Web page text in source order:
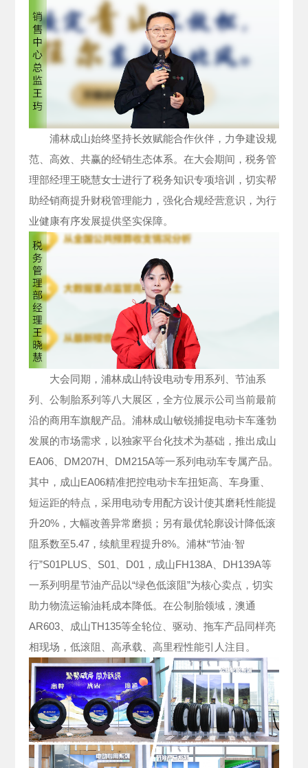
浦林成山始终坚持长效赋能合作伙伴，力争建设规
范、高效、共赢的经销生态体系。在大会期间，税务管
理部经理王晓慧女士进行了税务知识专项培训，切实帮
助经销商提升财税管理能力，强化合规经营意识，为行
业健康有序发展提供坚实保障。
大会同期，浦林成山特设电动专用系列、节油系
列、公制胎系列等八大展区，全方位展示公司当前最前
沿的商用车旗舰产品。浦林成山敏锐捕捉电动卡车蓬勃
发展的市场需求，以独家平台化技术为基础，推出成山
EA06、DM207H、DM215A等一系列电动车专属产品。
其中，成山EA06精准把控电动卡车扭矩高、车身重、
短运距的特点，采用电动专用配方设计使其磨耗性能提
升20%，大幅改善异常磨损；另有最优轮廓设计降低滚
阻系数至5.47，续航里程提升8%。浦林“节油·智
行”S01PLUS、S01、D01，成山FH138A、DH139A等
一系列明星节油产品以“绿色低滚阻”为核心卖点，切实
助力物流运输油耗成本降低。在公制胎领域，澳通
AR603、成山TH135等全轮位、驱动、拖车产品同样亮
相现场，低滚阻、高承载、高里程性能引人注目。